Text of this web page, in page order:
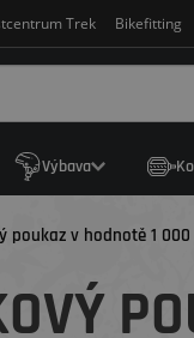
Trek Bikefitting
Výbava
poukaz v hodnotě 1 000